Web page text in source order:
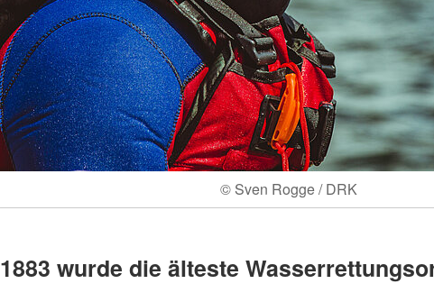
© Sven Rogge / DRK
1883 wurde die älteste